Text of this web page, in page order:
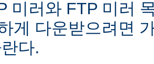
미러와 FTP 미러
게 다운받으려면
다.